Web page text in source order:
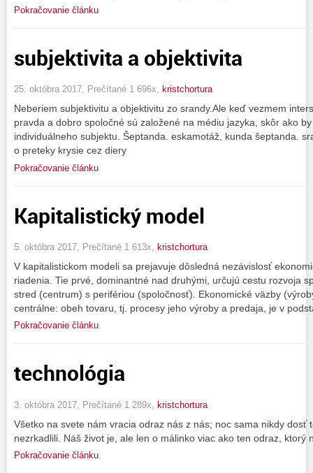
Pokračovanie článku
subjektivita a objektivita
25. októbra 2017, Prečítané 1 696x, kristchortura
Neberiem subjektivitu a objektivitu zo srandy.Ale keď vezmem
pravda a dobro spoločné sú založené na médiu jazyka, skôr ako
individuálneho subjektu. Šeptanda. eskamotáž, kunda šeptanda.
o preteky krysie cez diery
Pokračovanie článku
Kapitalistický model
5. októbra 2017, Prečítané 1 613x, kristchortura
V kapitalistickom modeli sa prejavuje dôsledná nezávislosť
riadenia. Tie prvé, dominantné nad druhými, určujú cestu rozvoja
stred (centrum) s perifériou (spoločnosť). Ekonomické väzby
centrálne: obeh tovaru, tj. procesy jeho výroby a predaja, je v
Pokračovanie článku
technológia
3. októbra 2017, Prečítané 1 289x, kristchortura
Všetko na svete nám vracia odraz nás z nás; noc sama nikdy dosť
nezrkadlili. Náš život je, ale len o málinko viac ako ten odraz, ktorý
Pokračovanie článku